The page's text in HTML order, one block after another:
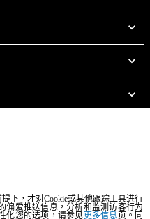
Reg.Imp.Padova n°04230750285 -
- 增值税/税号04230750285 - IT
下，才对Cookie或其他跟踪工具进行
偏爱推送信息，分析和监测访客行为
化您的选项，请参见更多信息 页。同